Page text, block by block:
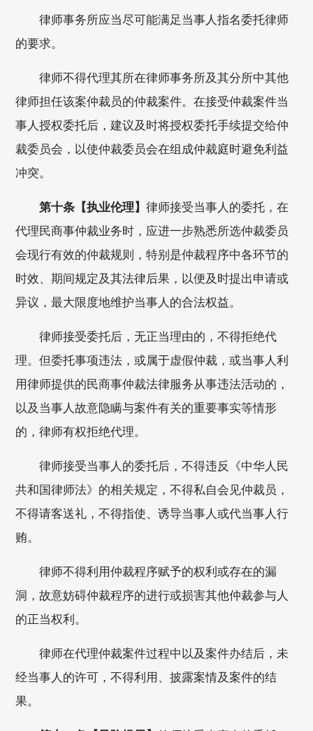
律师事务所应当尽可能满足当事人指名委托律师
的要求。
律师不得代理其所在律师事务所及其分所中其他
律师担任该案仲裁员的仲裁案件。在接受仲裁案件当
事人授权委托后，建议及时将授权委托手续提交给仲
裁委员会，以使仲裁委员会在组成仲裁庭时避免利益
冲突。
第十条【执业伦理】律师接受当事人的委托，在
代理民商事仲裁业务时，应进一步熟悉所选仲裁委员
会现行有效的仲裁规则，特别是仲裁程序中各环节的
时效、期间规定及其法律后果，以便及时提出申请或
异议，最大限度地维护当事人的合法权益。
律师接受委托后，无正当理由的，不得拒绝代
理。但委托事项违法，或属于虚假仲裁，或当事人利
用律师提供的民商事仲裁法律服务从事违法活动的，
以及当事人故意隐瞒与案件有关的重要事实等情形
的，律师有权拒绝代理。
律师接受当事人的委托后，不得违反《中华人民
共和国律师法》的相关规定，不得私自会见仲裁员，
不得请客送礼，不得指使、诱导当事人或代当事人行
贿。
律师不得利用仲裁程序赋予的权利或存在的漏
洞，故意妨碍仲裁程序的进行或损害其他仲裁参与人
的正当权利。
律师在代理仲裁案件过程中以及案件办结后，未
经当事人的许可，不得利用、披露案情及案件的结
果。